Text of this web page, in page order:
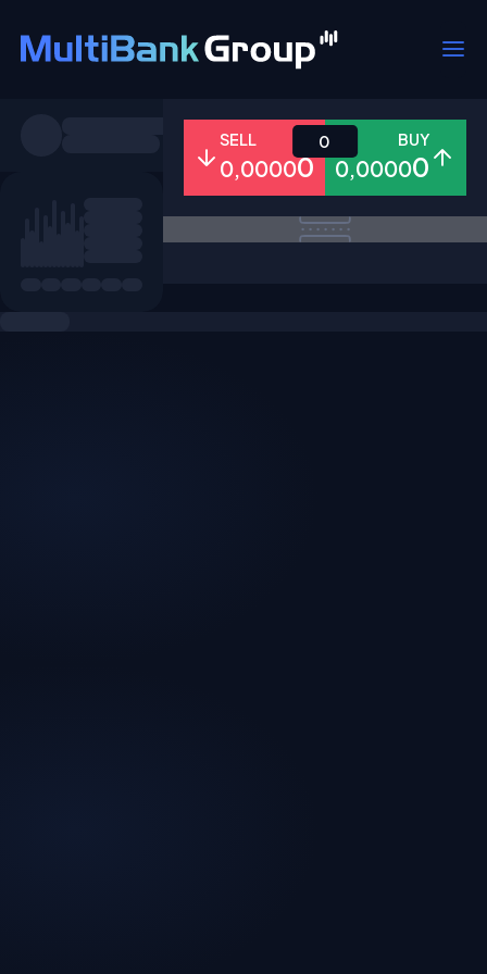
Todo Forex Metales
SELL
0,00000
BUY
0,00000
0